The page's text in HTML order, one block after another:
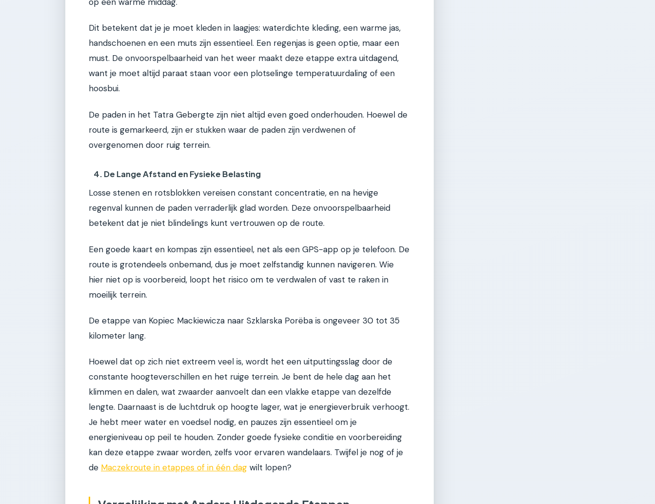
Dit betekent dat je je moet kleden in laagjes: waterdichte kleding, een warme jas,
handschoenen en een muts zijn essentieel. Een regenjas is geen optie, maar een
must. De onvoorspelbaarheid van het weer maakt deze etappe extra uitdagend,
want je moet altijd paraat staan voor een plotselinge temperatuurdaling of een
hoosbui.
De paden in het Tatra Gebergte zijn niet altijd even goed onderhouden. Hoewel de
route is gemarkeerd, zijn er stukken waar de paden zijn verdwenen of
overgenomen door ruig terrein.
4. De Lange Afstand en Fysieke Belasting
Losse stenen en rotsblokken vereisen constant concentratie, en na hevige
regenval kunnen de paden verraderlijk glad worden. Deze onvoorspelbaarheid
betekent dat je niet blindelings kunt vertrouwen op de route.
Een goede kaart en kompas zijn essentieel, net als een GPS-app op je telefoon. De
route is grotendeels onbemand, dus je moet zelfstandig kunnen navigeren. Wie
hier niet op is voorbereid, loopt het risico om te verdwalen of vast te raken in
moeilijk terrein.
De etappe van Kopiec Mackiewicza naar Szklarska Porëba is ongeveer 30 tot 35
kilometer lang.
Hoewel dat op zich niet extreem veel is, wordt het een uitputtingsslag door de
constante hoogteverschillen en het ruige terrein. Je bent de hele dag aan het
klimmen en dalen, wat zwaarder aanvoelt dan een vlakke etappe van dezelfde
lengte. Daarnaast is de luchtdruk op hoogte lager, wat je energieverbruik verhoogt.
Je hebt meer water en voedsel nodig, en pauzes zijn essentieel om je
energieniveau op peil te houden. Zonder goede fysieke conditie en voorbereiding
kan deze etappe zwaar worden, zelfs voor ervaren wandelaars. Twijfel je nog of je
de Maczekroute in etappes of in één dag wilt lopen?